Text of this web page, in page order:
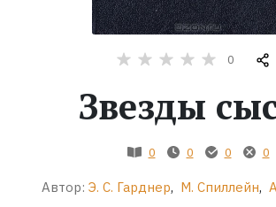
Коллекции
0
Звезды
0 0 0 0
Автор: Э. С. Гарднер, М. Спиллейн,